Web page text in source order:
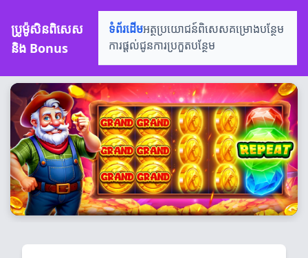
ប្រូម៉ូសិនពិសេស
និង Bonus
ទំព័រដើមអត្ថប្រយោជន៍ពិសេសគម្រោងបន្ថែម
ការផ្តល់ជូនការប្រកួតបន្ថែម